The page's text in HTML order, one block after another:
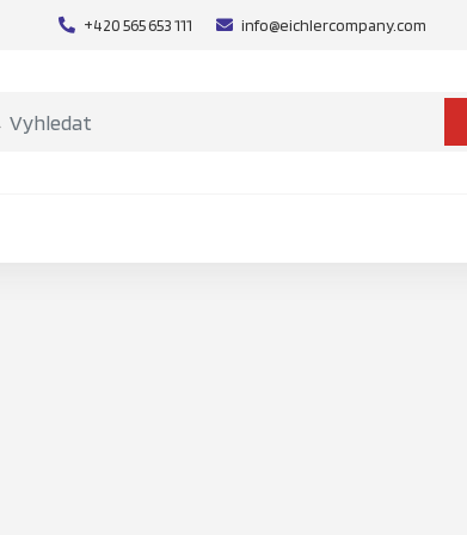
+420 565 653 111 info@eichlercompany.com